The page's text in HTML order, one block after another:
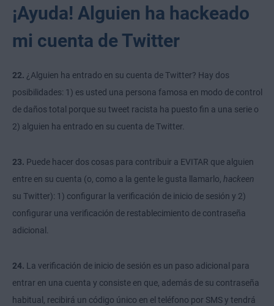
¡Ayuda! Alguien ha hackeado
mi cuenta de Twitter
22. ¿Alguien ha entrado en su cuenta de Twitter? Hay dos
posibilidades: 1) es usted una persona famosa en modo de control
de daños total porque su tweet racista ha puesto fin a una serie o
2) alguien ha entrado en su cuenta de Twitter.
23. Puede hacer dos cosas para contribuir a EVITAR que alguien
entre en su cuenta (o, como a la gente le gusta llamarlo, hackeen
su Twitter): 1) configurar la verificación de inicio de sesión y 2)
configurar una verificación de restablecimiento de contraseña
adicional.
24. La verificación de inicio de sesión es un paso adicional para
entrar en una cuenta y consiste en que, además de su contraseña
habitual, recibirá un código único en el teléfono por SMS y tendrá